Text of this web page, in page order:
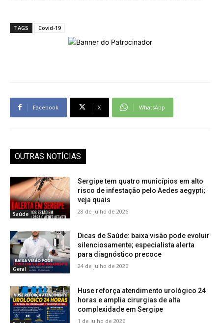
TAGS Covid-19
Facebook X WhatsApp
OUTRAS NOTÍCIAS
Saúde
Sergipe tem quatro municípios em alto
risco de infestação pelo Aedes aegypti;
veja quais
28 de julho de 2026
Geral
Dicas de Saúde: baixa visão pode evoluir
silenciosamente; especialista alerta
para diagnóstico precoce
24 de julho de 2026
Huse reforça atendimento urológico 24
horas e amplia cirurgias de alta
complexidade em Sergipe
1 de julho de 2026